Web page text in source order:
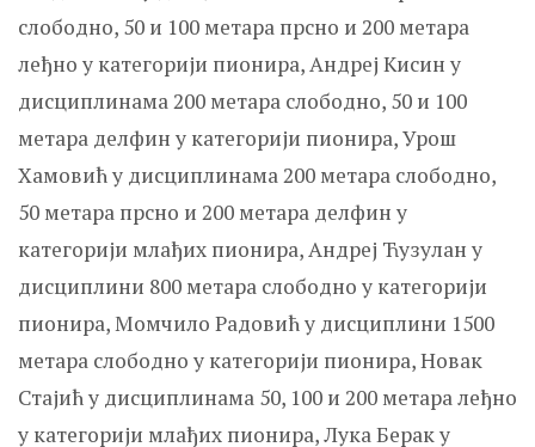
слободно, 50 и 100 метара прсно и 200 метара
леђно у категорији пионира, Андреј Кисин у
дисциплинама 200 метара слободно, 50 и 100
метара делфин у категорији пионира, Урош
Хамовић у дисциплинама 200 метара слободно,
50 метара прсно и 200 метара делфин у
категорији млађих пионира, Андреј Ћузулан у
дисциплини 800 метара слободно у категорији
пионира, Момчило Радовић у дисциплини 1500
метара слободно у категорији пионира, Новак
Стајић у дисциплинама 50, 100 и 200 метара леђно
у категорији млађих пионира, Лука Берак у